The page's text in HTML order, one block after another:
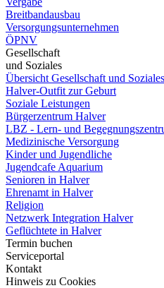
Breitbandausbau
Versorgungsunternehmen
ÖPNV
Gesellschaft
und Soziales
Übersicht Gesellschaft und Soziales
Halver-Outfit zur Geburt
Soziale Leistungen
Bürgerzentrum Halver
LBZ - Lern- und
Medizinische Versorgung
Kinder und Jugendliche
Jugendcafe Aquarium
Senioren in Halver
Ehrenamt in Halver
Religion
Netzwerk Integration Halver
Geflüchtete in Halver
Termin buchen
Serviceportal
Kontakt
Hinweis zu Cookies